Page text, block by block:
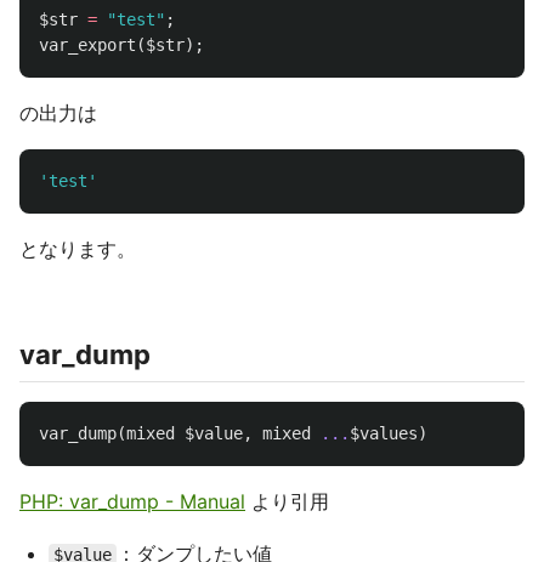
$str = "test" ;
var_export ($str);
の出力は
'test'
となります。
var_dump
var_dump(mixed $value, mixed ... $values)
PHP: var_dump - Manual より引用
$value ：ダンプしたい値